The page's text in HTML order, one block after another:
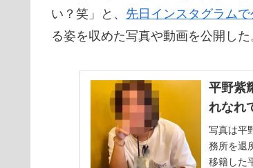
い？笑」と、 先日インスタグラム
る姿を収めた写真や動画を公開した
平野紫
れなれ
写真は平
務所を退
移籍した